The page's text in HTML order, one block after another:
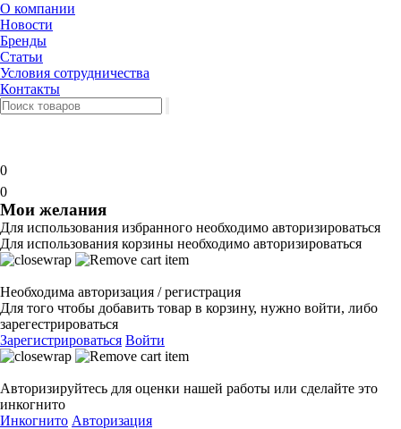
О компании
Новости
Бренды
Статьи
Условия сотрудничества
Контакты
0
0
Мои желания
Для использования избранного необходимо авторизироваться
Для использования корзины необходимо авторизироваться
Необходима авторизация / регистрация
Для того чтобы добавить товар в корзину, нужно войти, либо
зарегестрироваться
Зарегистрироваться Войти
Авторизируйтесь для оценки нашей работы или сделайте это
инкогнито
Инкогнито Авторизация